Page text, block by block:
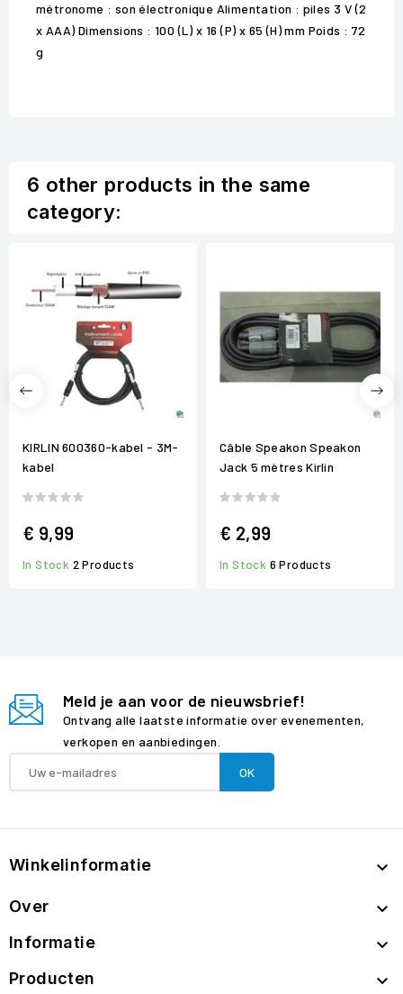
métronome : son électronique Alimentation : piles 3 V (2
x AAA) Dimensions : 100 (L) x 16 (P) x 65 (H) mm Poids : 72
g
6 other products in the same
category:
KIRLIN 600360-kabel - 3M-
kabel
€ 9,99
In Stock 2 Products
Câble Speakon Speakon
Jack 5 mètres Kirlin
€ 2,99
In Stock 6 Products
Meld je aan voor de nieuwsbrief!
Ontvang alle laatste informatie over evenementen,
verkopen en aanbiedingen.
Winkelinformatie 
Over 
Informatie 
Producten 